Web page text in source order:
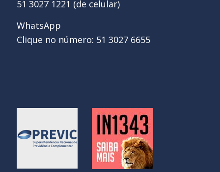
51 3027 1221 (de celular)
WhatsApp
Clique no número: 51 3027 6655